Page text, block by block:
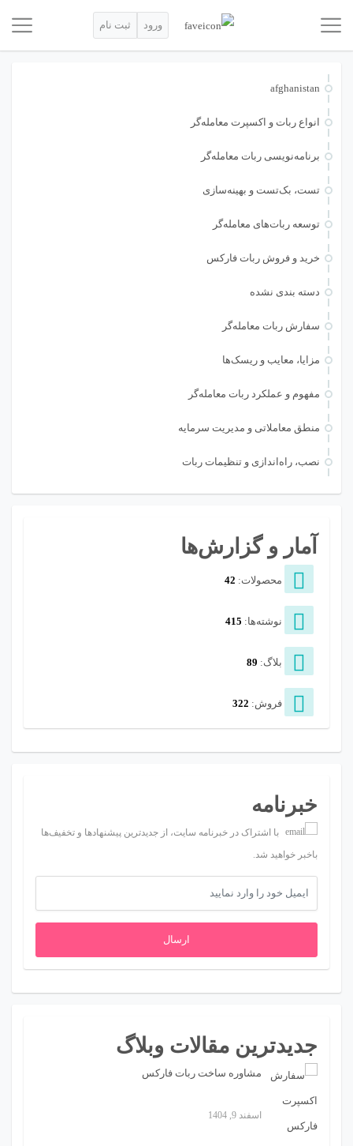
ورود ثبت نام
afghanistan
انواع ربات و اکسپرت معامله‌گر
برنامه‌نویسی ربات معامله‌گر
تست، بک‌تست و بهینه‌سازی
توسعه ربات‌های معامله‌گر
خرید و فروش ربات فارکس
دسته بندی نشده
سفارش ربات معامله‌گر
مزایا، معایب و ریسک‌ها
مفهوم و عملکرد ربات معامله‌گر
منطق معاملاتی و مدیریت سرمایه
نصب، راه‌اندازی و تنظیمات ربات
آمار و گزارش‌ها
محصولات: 42
نوشته‌ها: 415
بلاگ: 89
فروش: 322
خبرنامه
با اشتراک در خبرنامه سایت، از جدیدترین پیشنهادها و تخفیف‌ها
باخبر خواهید شد.
ارسال
جدیدترین مقالات وبلاگ
مشاوره ساخت ربات فارکس
اسفند 9, 1404